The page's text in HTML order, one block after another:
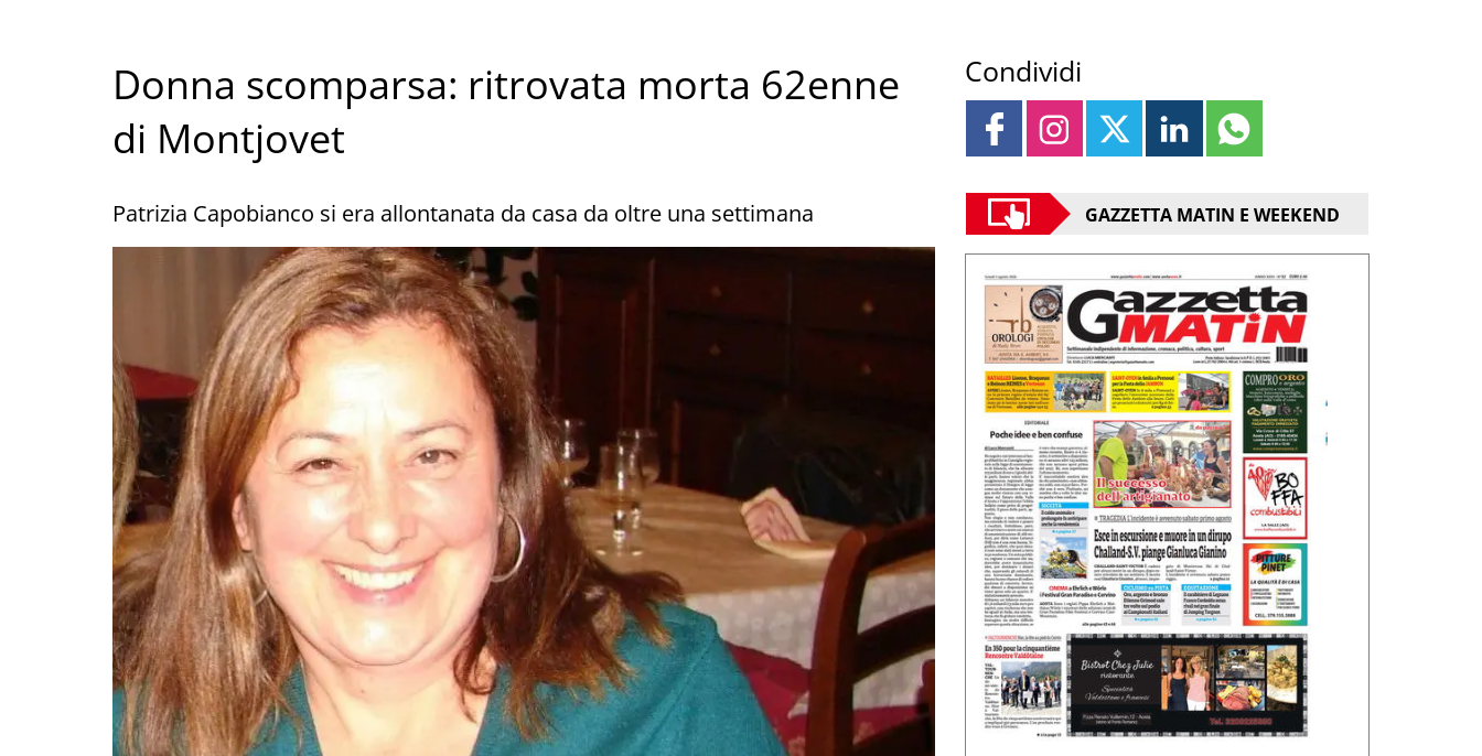
Donna scomparsa: ritrovata morta 62enne
di Montjovet
Patrizia Capobianco si era allontanata da casa da oltre una settimana
Condividi
GAZZETTA MATIN E WEEKEND